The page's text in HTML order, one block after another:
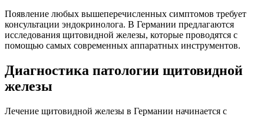
Появление любых вышеперечисленных симптомов требует
консультации эндокринолога. В Германии предлагаются
исследования щитовидной железы, которые проводятся с
помощью самых современных аппаратных инструментов.
Диагностика патологии щитовидной
железы
Лечение щитовидной железы в Германии начинается с